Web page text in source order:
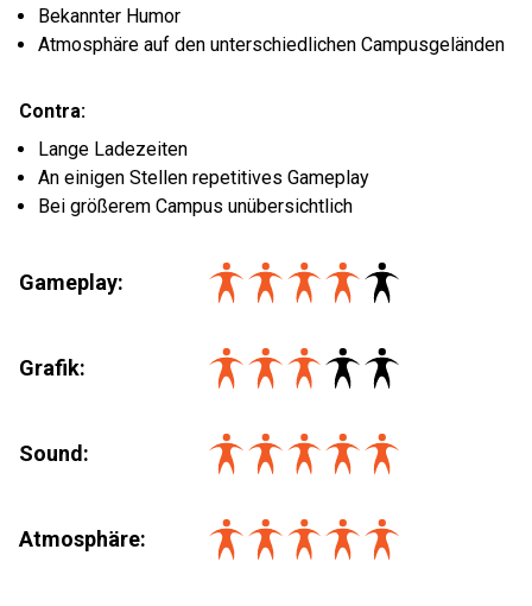
Bekannter Humor
Atmosphäre auf den unterschiedlichen Campusgeländen
Contra:
Lange Ladezeiten
An einigen Stellen repetitives Gameplay
Bei größerem Campus unübersichtlich
Gameplay:
Grafik:
Sound:
Atmosphäre: